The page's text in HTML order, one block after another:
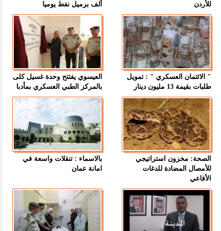
للأردن
ألف برميل نفط يوميا
" الائتمان العسكري " : تمويل
طلبات بقيمة 13 مليون دينار
العيسوي يفتتح وحدة غسيل كلى
بالمركز الطبي العسكري بمأدبا
الصحة: مخزون استراتيجي
للأمصال المضادة للدغات
الأفاعي
بالاسماء : تنقلات واسعة في
امانة عمان